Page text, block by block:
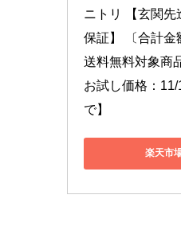
ニトリ 【玄関先
保証】 〔合計金
送料無料対象商
お試し価格：11/
で】
楽天市